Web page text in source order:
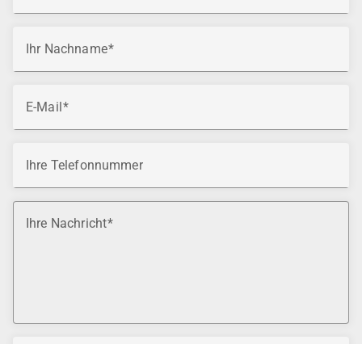
Ihr Nachname
E-Mail
Ihre Telefonnummer
Ihre Nachricht